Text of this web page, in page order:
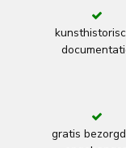
gratis